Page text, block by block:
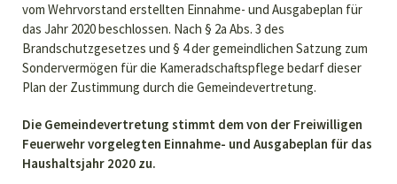
vom Wehrvorstand erstellten Einnahme- und Ausgabeplan für
das Jahr 2020 beschlossen. Nach § 2a Abs. 3 des
Brandschutzgesetzes und § 4 der gemeindlichen Satzung zum
Sondervermögen für die Kameradschaftspflege bedarf dieser
Plan der Zustimmung durch die Gemeindevertretung.
Die Gemeindevertretung stimmt dem von der Freiwilligen
Feuerwehr vorgelegten Einnahme- und Ausgabeplan für das
Haushaltsjahr 2020 zu.